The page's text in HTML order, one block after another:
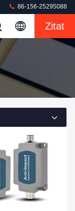
86-156-25295088
Zitat